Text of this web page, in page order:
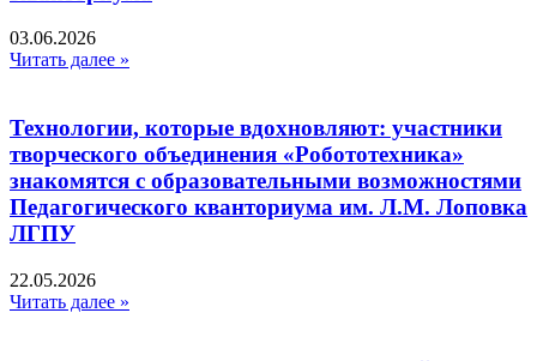
03.06.2026
Читать далее »
Технологии, которые вдохновляют: участники
творческого объединения «Робототехника»
знакомятся с образовательными возможностями
Педагогического кванториума им. Л.М. Лоповка
ЛГПУ
22.05.2026
Читать далее »